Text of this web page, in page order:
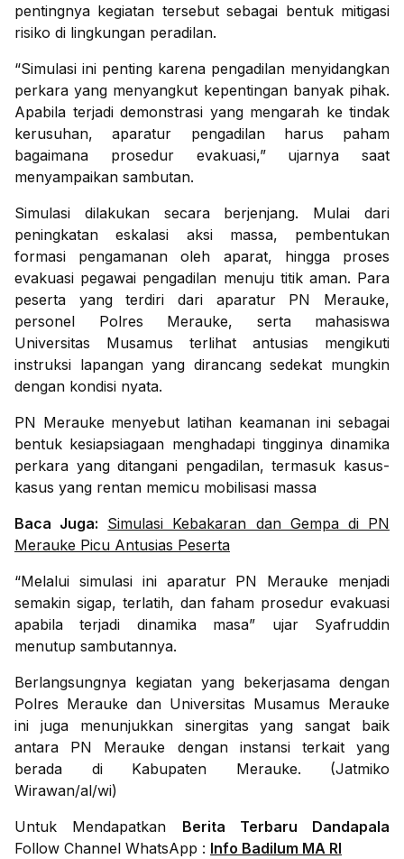
pentingnya kegiatan tersebut sebagai bentuk mitigasi
risiko di lingkungan peradilan.
“Simulasi ini penting karena pengadilan menyidangkan
perkara yang menyangkut kepentingan banyak pihak.
Apabila terjadi demonstrasi yang mengarah ke tindak
kerusuhan, aparatur pengadilan harus paham
bagaimana prosedur evakuasi,” ujarnya saat
menyampaikan sambutan.
Simulasi dilakukan secara berjenjang. Mulai dari
peningkatan eskalasi aksi massa, pembentukan
formasi pengamanan oleh aparat, hingga proses
evakuasi pegawai pengadilan menuju titik aman. Para
peserta yang terdiri dari aparatur PN Merauke,
personel Polres Merauke, serta mahasiswa
Universitas Musamus terlihat antusias mengikuti
instruksi lapangan yang dirancang sedekat mungkin
dengan kondisi nyata.
PN Merauke menyebut latihan keamanan ini sebagai
bentuk kesiapsiagaan menghadapi tingginya dinamika
perkara yang ditangani pengadilan, termasuk kasus-
kasus yang rentan memicu mobilisasi massa
Baca Juga: Simulasi Kebakaran dan Gempa di PN
Merauke Picu Antusias Peserta
“Melalui simulasi ini aparatur PN Merauke menjadi
semakin sigap, terlatih, dan faham prosedur evakuasi
apabila terjadi dinamika masa” ujar Syafruddin
menutup sambutannya.
Berlangsungnya kegiatan yang bekerjasama dengan
Polres Merauke dan Universitas Musamus Merauke
ini juga menunjukkan sinergitas yang sangat baik
antara PN Merauke dengan instansi terkait yang
berada di Kabupaten Merauke. (Jatmiko
Wirawan/al/wi)
Untuk Mendapatkan Berita Terbaru Dandapala
Follow Channel WhatsApp : Info Badilum MA RI